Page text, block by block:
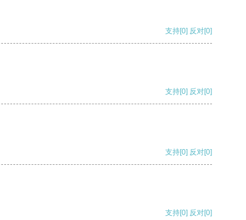
支持[0] 反对[0]
支持[0] 反对[0]
支持[0] 反对[0]
支持[0] 反对[0]